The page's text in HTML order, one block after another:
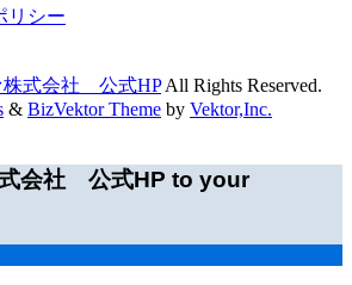
リシー
株式会社 公式HPAll Rights Reserved.
& BizVektor Theme by Vektor,Inc.
会社 公式HP to your